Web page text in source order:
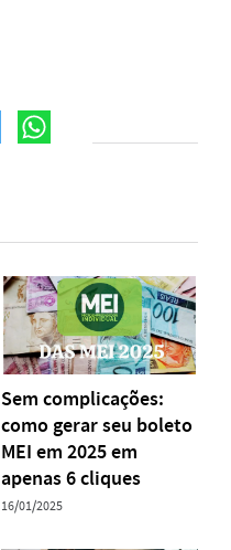
Sem complicações:
como gerar seu boleto
MEI em 2025 em
apenas 6 cliques
16/01/2025